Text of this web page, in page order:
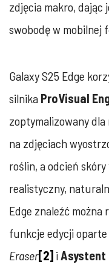
zdjęcia makro, dając
swobodę w mobilnej
Galaxy S25 Edge
silnika ProVisual
zoptymalizowany dla
na zdjęciach
roślin, a odcień
realistyczny,
Edge znaleźć można
funkcje edycji oparte
Eraser[2] iAsystent